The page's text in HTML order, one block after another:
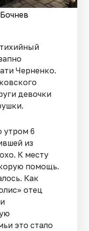
Черненко.
девочки
утром 6
из
К месту
помощь.
Как
отец
это стало